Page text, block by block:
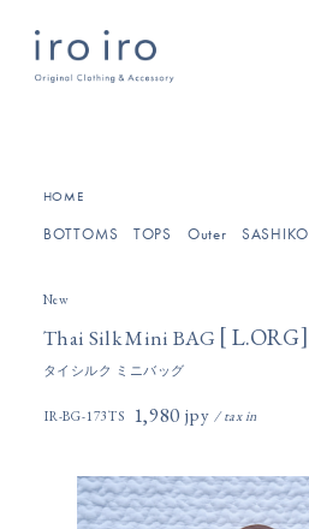
HOME
BOTTOMS TOPS Outer SASHIKO
New
Thai Silk Mini BAG [ L.ORG]
タイシルク ミニバッグ
IR-BG-173TS 1,980円(税込)